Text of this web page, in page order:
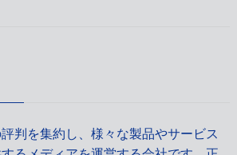
判を集約し、様々な製品やサービス